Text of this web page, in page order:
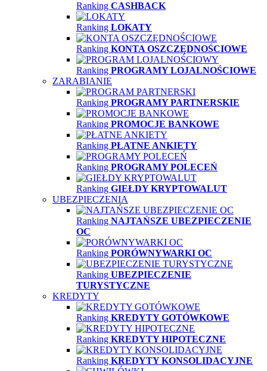
Ranking CASHBACK
Ranking LOKATY
Ranking KONTA OSZCZĘDNOŚCIOWE
Ranking PROGRAMY LOJALNOŚCIOWE
ZARABIANIE
Ranking PROGRAMY PARTNERSKIE
Ranking PROMOCJE BANKOWE
Ranking PŁATNE ANKIETY
Ranking PROGRAMY POLECEŃ
Ranking GIEŁDY KRYPTOWALUT
UBEZPIECZENIA
Ranking NAJTAŃSZE UBEZPIECZENIE
OC
Ranking PORÓWNYWARKI OC
Ranking UBEZPIECZENIE
TURYSTYCZNE
KREDYTY
Ranking KREDYTY GOTÓWKOWE
Ranking KREDYTY HIPOTECZNE
Ranking KREDYTY KONSOLIDACYJNE